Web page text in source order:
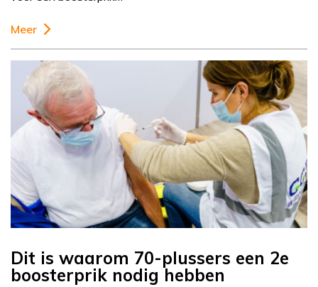
Meer
Dit is waarom 70-plussers een 2e
boosterprik nodig hebben